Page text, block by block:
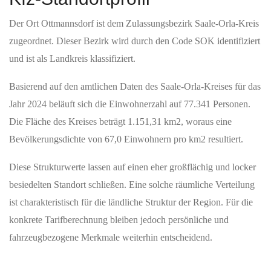
Der Ort Ottmannsdorf ist dem Zulassungsbezirk Saale-Orla-Kreis
zugeordnet. Dieser Bezirk wird durch den Code SOK identifiziert
und ist als Landkreis klassifiziert.
Basierend auf den amtlichen Daten des Saale-Orla-Kreises für das
Jahr 2024 beläuft sich die Einwohnerzahl auf 77.341 Personen.
Die Fläche des Kreises beträgt 1.151,31 km2, woraus eine
Bevölkerungsdichte von 67,0 Einwohnern pro km2 resultiert.
Diese Strukturwerte lassen auf einen eher großflächig und locker
besiedelten Standort schließen. Eine solche räumliche Verteilung
ist charakteristisch für die ländliche Struktur der Region. Für die
konkrete Tarifberechnung bleiben jedoch persönliche und
fahrzeugbezogene Merkmale weiterhin entscheidend.